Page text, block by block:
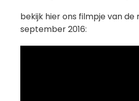
bekijk hier ons filmpje van de
september 2016: